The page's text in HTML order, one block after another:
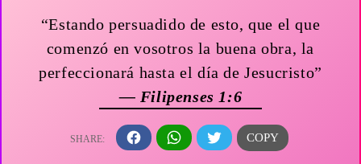
“Estando persuadido de esto, que el que
comenzó en vosotros la buena obra, la
perfeccionará hasta el día de Jesucristo”
— Filipenses 1:6